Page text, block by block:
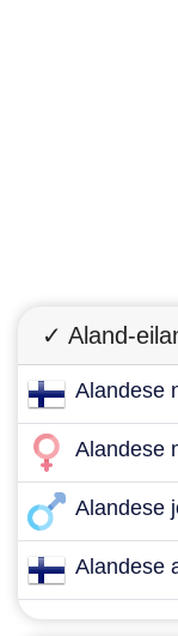
✓ Aland-
Alandese
Alandese
Alandese
Alandese